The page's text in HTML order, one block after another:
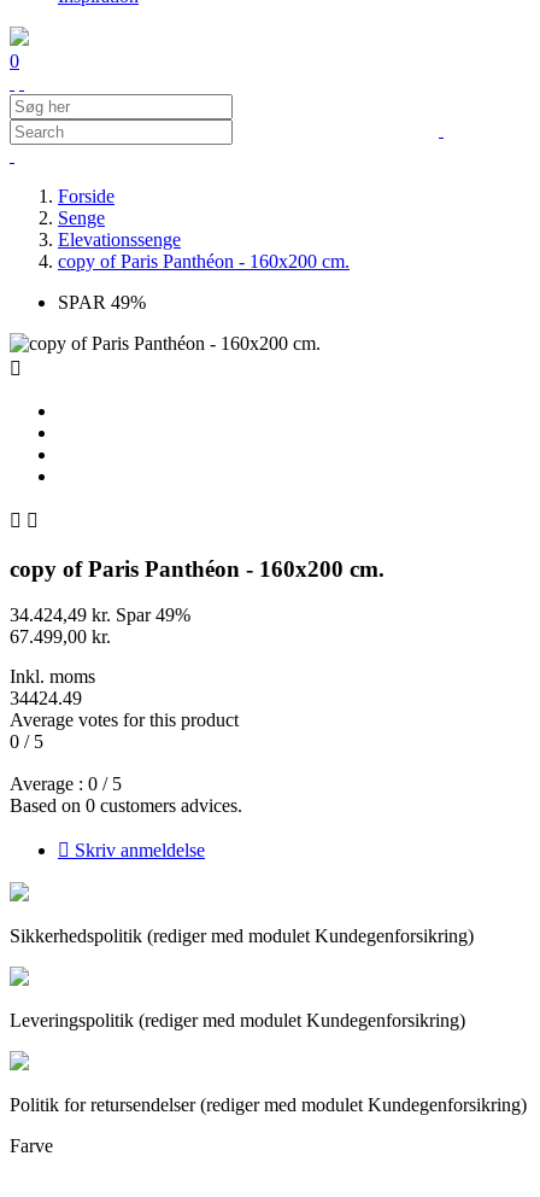
0
Forside
Senge
Elevationssenge
copy of Paris Panthéon - 160x200 cm.
SPAR 49%

 
copy of Paris Panthéon - 160x200 cm.
34.424,49 kr. Spar 49%
67.499,00 kr.
Inkl. moms
34424.49
Average votes for this product
0 / 5
Average : 0 / 5
Based on 0 customers advices.
 Skriv anmeldelse
Sikkerhedspolitik (rediger med modulet Kundegenforsikring)
Leveringspolitik (rediger med modulet Kundegenforsikring)
Politik for retursendelser (rediger med modulet Kundegenforsikring)
Farve